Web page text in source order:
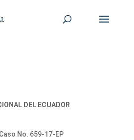
DEL ECUADOR
No. 659-17-EP